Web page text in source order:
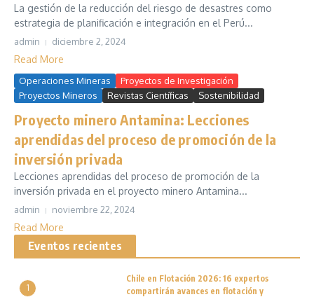
La gestión de la reducción del riesgo de desastres como
estrategia de planificación e integración en el Perú...
admin diciembre 2, 2024
Read More
Operaciones Mineras
Proyectos de Investigación
Proyectos Mineros
Revistas Científicas Sostenibilidad
Proyecto minero Antamina: Lecciones
aprendidas del proceso de promoción de la
inversión privada
Lecciones aprendidas del proceso de promoción de la
inversión privada en el proyecto minero Antamina...
admin noviembre 22, 2024
Read More
Eventos recientes
1
Chile en Flotación 2026: 16 expertos
compartirán avances en flotación y